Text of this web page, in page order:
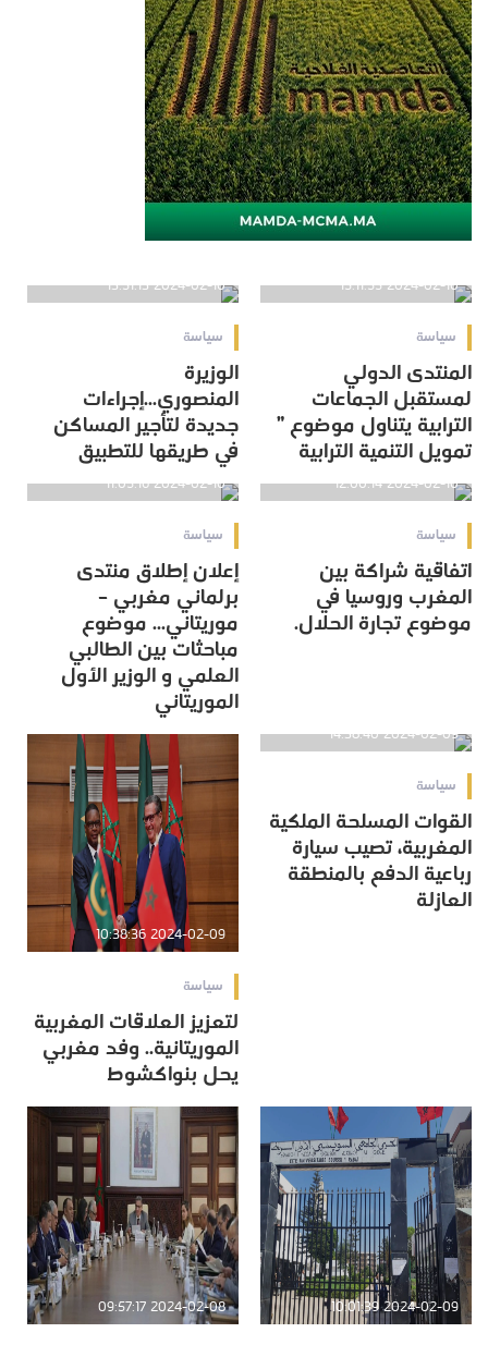
2024-02-10 15:11:55
سياسة
المنتدى الدولي
لمستقبل الجماعات
الترابية يتناول موضوع ”
تمويل التنمية الترابية
2024-02-10 13:51:13
سياسة
الوزيرة
المنصوري...إجراءات
جديدة لتأجير المساكن
في طريقها للتطبيق
2024-02-10 12:00:14
سياسة
اتفاقية شراكة بين
المغرب وروسيا في
موضوع تجارة الحلال.
2024-02-10 11:05:16
سياسة
إعلان إطلاق منتدى
برلماني مغربي –
موريتاني... موضوع
مباحثات بين الطالبي
العلمي و الوزير الأول
الموريتاني
2024-02-09 14:38:40
سياسة
القوات المسلحة الملكية
المغربية، تصيب سيارة
رباعية الدفع بالمنطقة
العازلة
2024-02-09 10:38:36
سياسة
لتعزيز العلاقات المغربية
الموريتانية.. وفد مغربي
يحل بنواكشوط
2024-02-09 10:01:39
2024-02-08 09:57:17